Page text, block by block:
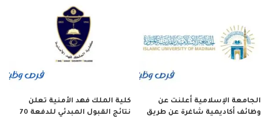
الجامعة الإسلامية أعلنت عن
وظائف أكاديمية شاغرة عن طريق
كلية الملك فهد الأمنية تعلن
نتائج القبول المبدئي للدفعة 70